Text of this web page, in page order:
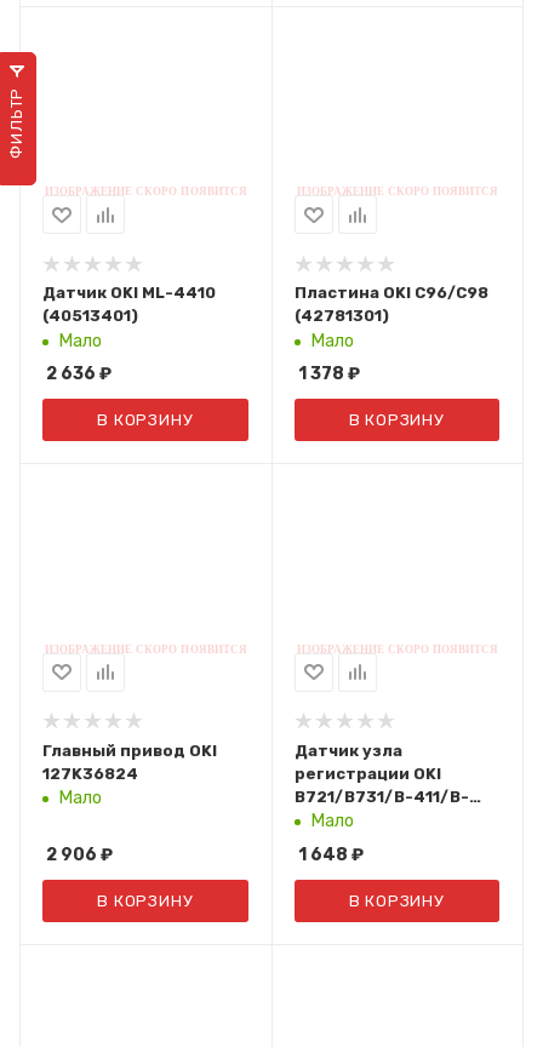
Датчик OKI ML-4410
(40513401)
Мало
2 636 ₽
В КОРЗИНУ
Пластина OKI C96/C98
(42781301)
Мало
1 378 ₽
В КОРЗИНУ
Главный привод OKI
127K36824
Мало
2 906 ₽
В КОРЗИНУ
Датчик узла
регистрации OKI
B721/B731/B-411/B-
431/ES4131/ES7131/ES7121
Мало
1 648 ₽
В КОРЗИНУ
ФИЛЬТР